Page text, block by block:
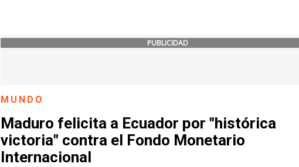
PUBLICIDAD
MUNDO
Maduro felicita a Ecuador por "histórica
victoria" contra el Fondo Monetario
Internacional